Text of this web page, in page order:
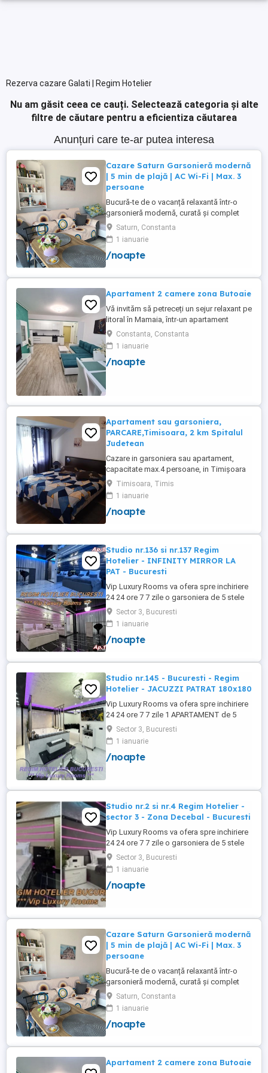
Rezerva cazare Galati | Regim Hotelier
Nu am găsit ceea ce cauți. Selectează categoria și alte
filtre de căutare pentru a eficientiza căutarea
Anunțuri care te-ar putea interesa
Cazare Saturn Garsonieră modernă
| 5 min de plajă | AC Wi-Fi | Max. 3
persoane
Bucură-te de o vacanță relaxantă într-o
garsonieră modernă, curată și complet
utilată, ideală pentru până la 3 persoane.
Liberă în perioada 8-12 august! Nu rata
ocazia de a petrece câteva zile la mare!
Facilități: Pat matrimonial + canapea
un imobil ...
Saturn, Constanta
1 ianuarie
/noapte
Apartament 2 camere zona Butoaie
Vă invităm să petreceți un sejur relaxant pe
litoral în Mamaia, într-un apartament
modern, situat în complexul Moonlight,
Residence, zona centrală una dintre cele
mai căutate locații din stațiune. Locație
excelentă la doar câțiva pași de plajă,
Constanta, Constanta
1 ianuarie
/noapte
Apartament sau garsoniera,
PARCARE,Timisoara, 2 km Spitalul
Judetean
Cazare in garsoniera sau apartament,
capacitate max.4 persoane, in Timișoara
la 2 km de Spitalul Judetean. (la doua
strazi)de zona Calea Buziasului
Lic.Electrotimis si la 2 km de Mosnita
Noua Centura. PARCARE. Situat la et.1 al
+wifi , frigider, mașină spălat, ...
Timisoara, Timis
1 ianuarie
/noapte
Studio nr.136 si nr.137 Regim
Hotelier - INFINITY MIRROR LA
PAT - Bucuresti
Vip Luxury Rooms va ofera spre inchiriere
24 24 ore 7 7 zile o garsoniera de 5 stele
Luxoase cu un desing unic si deosebit in
Sector 3 Bucuresti . Garsoniera se alfa in
Complex Rezidential Nou . Acces Bariera
Monitorizare Video in Complex ( de la
PRIVAT in complex ...
Sector 3, Bucuresti
1 ianuarie
/noapte
Studio nr.145 - Bucuresti - Regim
Hotelier - JACUZZI PATRAT 180x180
Vip Luxury Rooms va ofera spre inchiriere
24 24 ore 7 7 zile 1 APARTAMENT de 5
stele Luxos cu un desing unic si deosebit
in Sector 3 Bucuresti . APARTAMENTUL se
alfa in Complex Rezidential Nou . Acces
Bariera Monitorizare Video in Complex (
Sector 3, Bucuresti
1 ianuarie
/noapte
Studio nr.2 si nr.4 Regim Hotelier -
sector 3 - Zona Decebal - Bucuresti
Vip Luxury Rooms va ofera spre inchiriere
24 24 ore 7 7 zile o garsoniera de 5 stele
Luxoase cu un desing unic si deosebit in
Sector 3 Bucuresti . Garsoniera se alfa in
Complex Rezidential Nou . Monitorizare
Video in Complex ( de la Politia Locala
Sector 3, Bucuresti
1 ianuarie
/noapte
Cazare Saturn Garsonieră modernă
| 5 min de plajă | AC Wi-Fi | Max. 3
persoane
Bucură-te de o vacanță relaxantă într-o
garsonieră modernă, curată și complet
utilată, ideală pentru până la 3 persoane.
Liberă în perioada 8-12 august! Nu rata
ocazia de a petrece câteva zile la mare!
Facilități: Pat matrimonial + canapea
un imobil ...
Saturn, Constanta
1 ianuarie
/noapte
Apartament 2 camere zona Butoaie